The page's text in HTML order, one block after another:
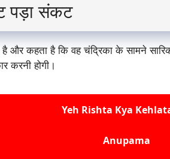
पड़ा संकट
है और कहता है कि वह चंद्रिका के सामने
करनी होगी।
Yeh Rishta Kya
Anupama